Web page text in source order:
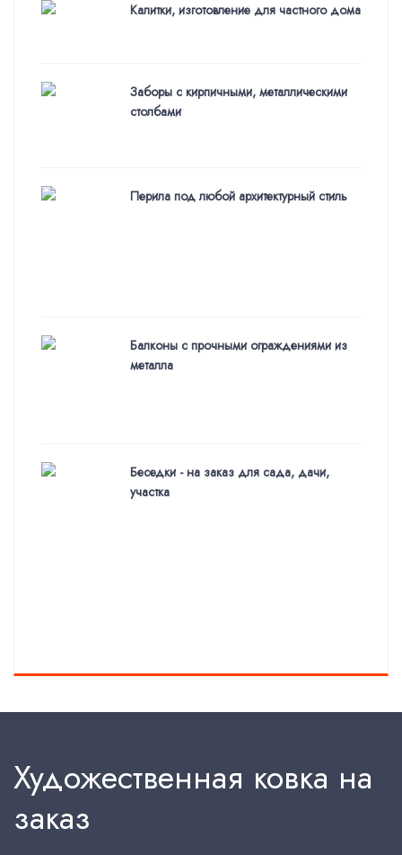
Калитки, изготовление для частного дома
Заборы с кирпичными, металлическими
столбами
Перила под любой архитектурный стиль
Балконы с прочными ограждениями из
металла
Беседки - на заказ для сада, дачи,
участка
Художественная ковка на
заказ